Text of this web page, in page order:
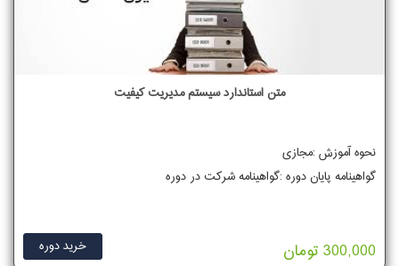
متن استاندارد سیستم مدیریت کیفیت
نحوه آموزش :مجازی
گواهینامه پایان دوره :گواهینامه شرکت در دوره
خرید دوره 300,000 تومان